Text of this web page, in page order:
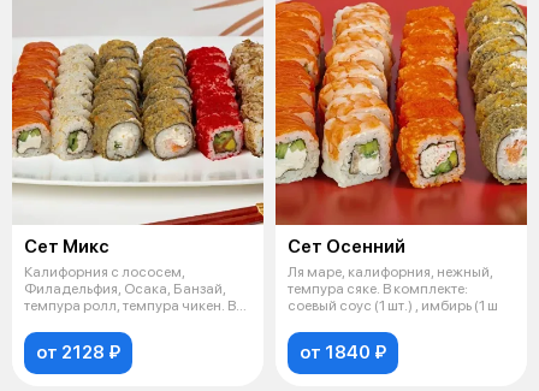
Сет Микс
Калифорния с лососем,
Филадельфия, Осака, Банзай,
темпура ролл, темпура чикен. В
от 2128 ₽
Сет Осенний
Ля маре, калифорния, нежный,
темпура сяке. В комплекте:
соевый соус (1 шт.) , имбирь (1 ш
от 1840 ₽